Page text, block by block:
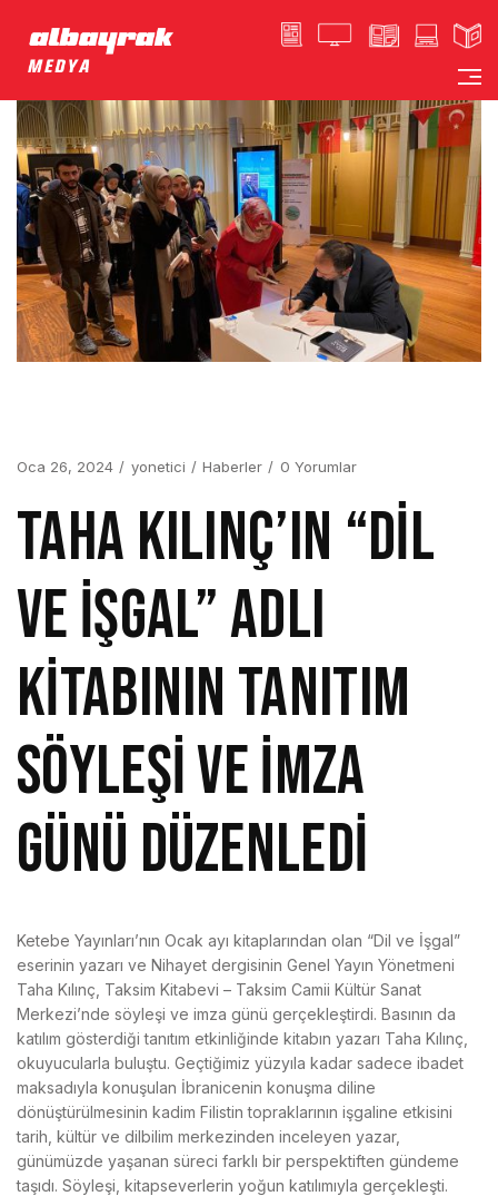
Oca 26, 2024 yonetici Haberler 0 Yorumlar
TAHA KILINÇ’IN “DİL
VE İŞGAL” ADLI
KİTABININ TANITIM
SÖYLEŞİ VE İMZA
GÜNÜ DÜZENLEDİ
Ketebe Yayınları’nın Ocak ayı kitaplarından olan “Dil ve İşgal”
eserinin yazarı ve Nihayet dergisinin Genel Yayın Yönetmeni
Taha Kılınç, Taksim Kitabevi – Taksim Camii Kültür Sanat
Merkezi’nde söyleşi ve imza günü gerçekleştirdi. Basının da
katılım gösterdiği tanıtım etkinliğinde kitabın yazarı Taha Kılınç,
okuyucularla buluştu. Geçtiğimiz yüzyıla kadar sadece ibadet
maksadıyla konuşulan İbranicenin konuşma diline
dönüştürülmesinin kadim Filistin topraklarının işgaline etkisini
tarih, kültür ve dilbilim merkezinden inceleyen yazar,
günümüzde yaşanan süreci farklı bir perspektiften gündeme
taşıdı. Söyleşi, kitapseverlerin yoğun katılımıyla gerçekleşti.